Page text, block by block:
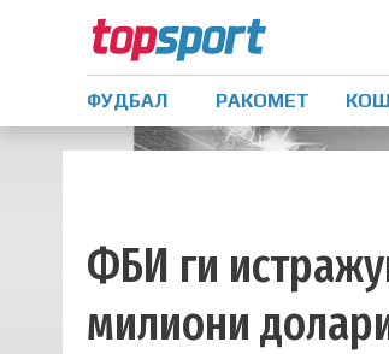
ФУДБАЛ РАКОМЕТ
ФБИ ги
милиони